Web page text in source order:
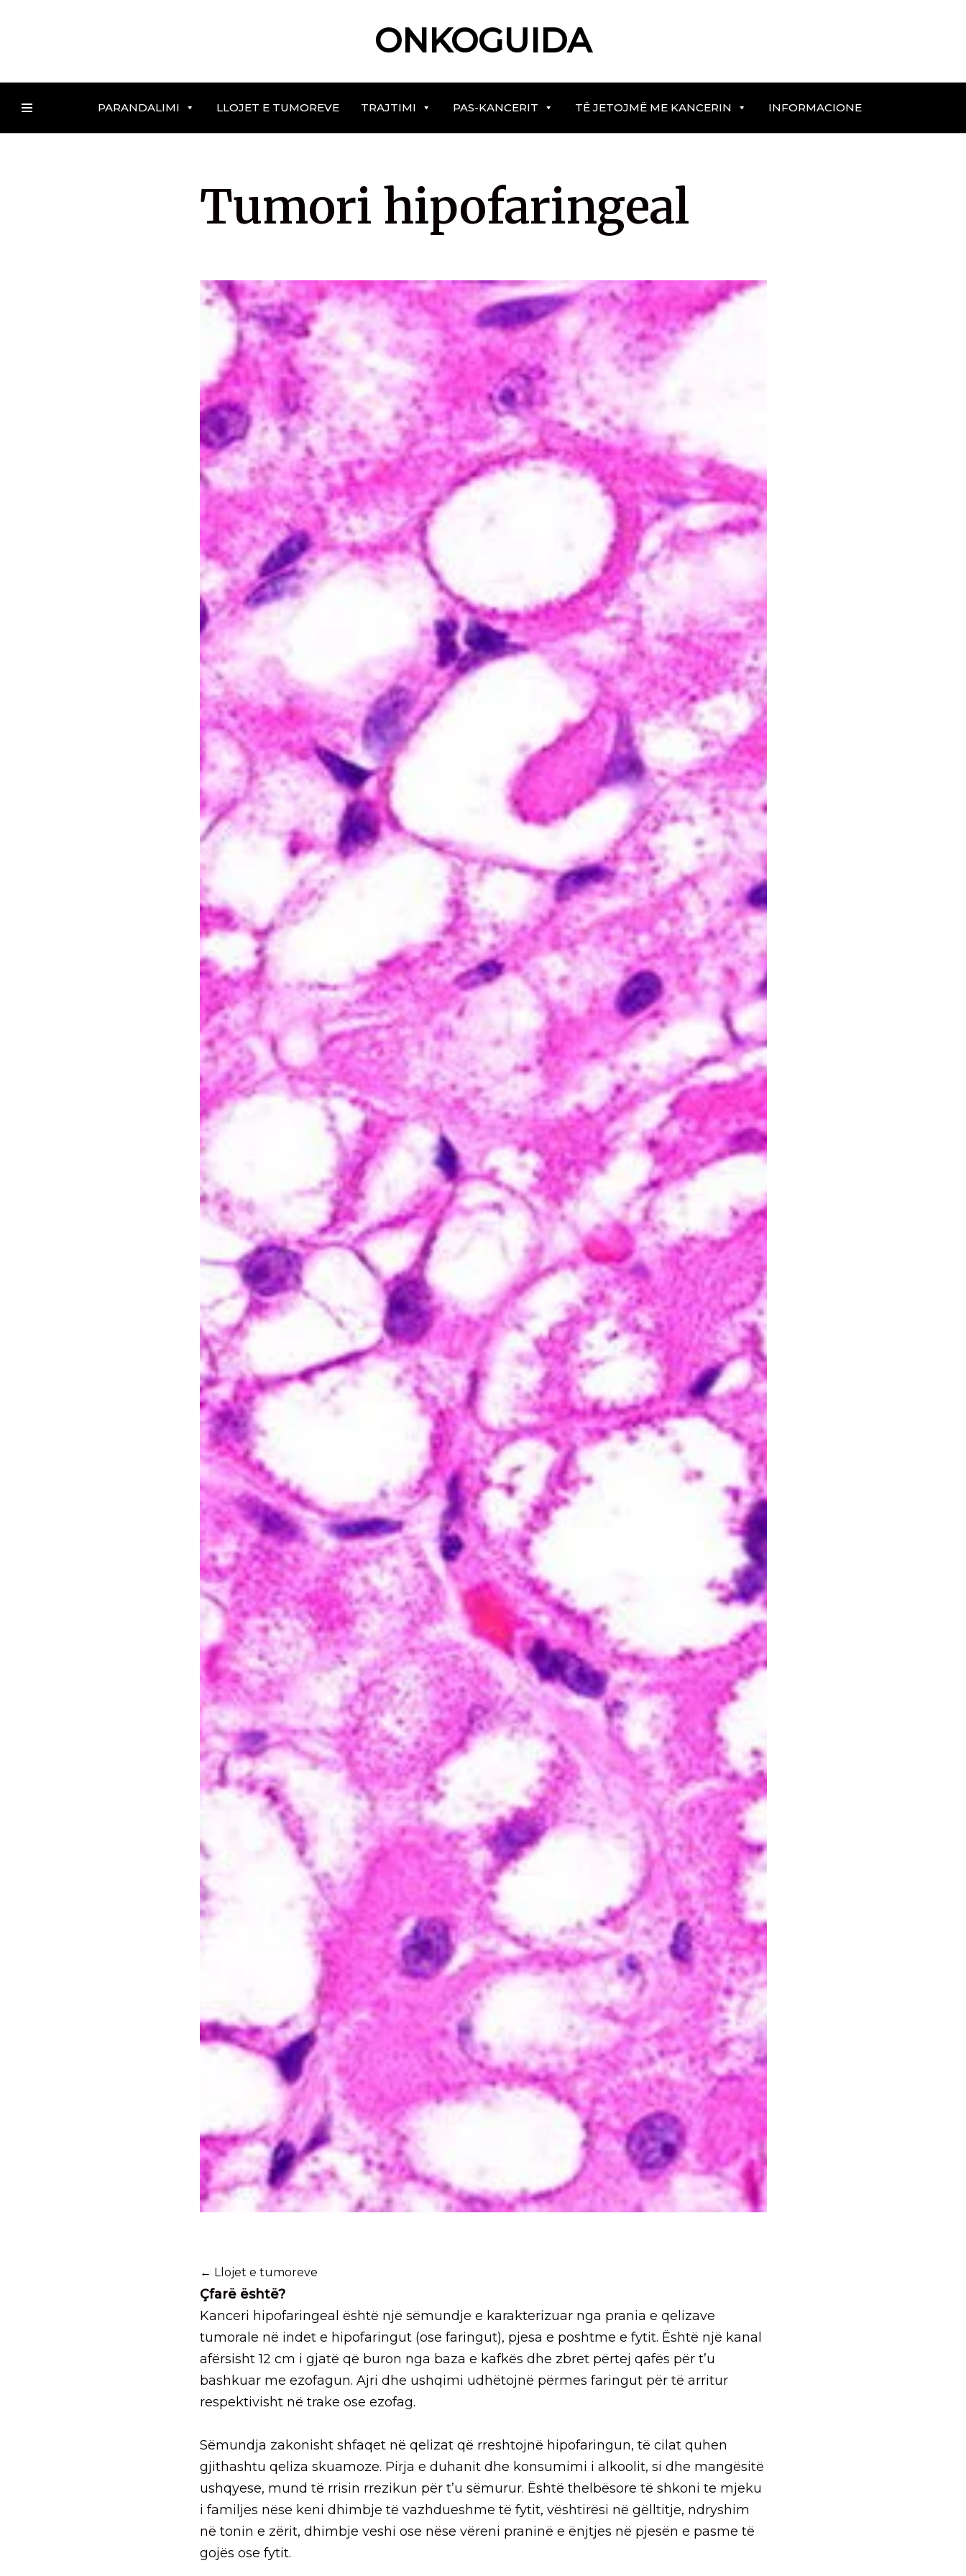
content
ONKOGUIDA
PARANDALIMI LLOJET E TUMOREVE TRAJTIMI PAS-KANCERIT TË JETOJMË ME KANCERIN INFORMACIONE
Tumori hipofaringeal
← Llojet e tumoreve
Çfarë është?
Kanceri hipofaringeal është një sëmundje e karakterizuar nga prania e qelizave
tumorale në indet e hipofaringut (ose faringut), pjesa e poshtme e fytit. Është një kanal
afërsisht 12 cm i gjatë që buron nga baza e kafkës dhe zbret përtej qafës për t’u
bashkuar me ezofagun. Ajri dhe ushqimi udhëtojnë përmes faringut për të arritur
respektivisht në trake ose ezofag.
Sëmundja zakonisht shfaqet në qelizat që rreshtojnë hipofaringun, të cilat quhen
gjithashtu qeliza skuamoze. Pirja e duhanit dhe konsumimi i alkoolit, si dhe mangësitë
ushqyese, mund të rrisin rrezikun për t’u sëmurur. Është thelbësore të shkoni te mjeku
i familjes nëse keni dhimbje të vazhdueshme të fytit, vështirësi në gëlltitje, ndryshim
në tonin e zërit, dhimbje veshi ose nëse vëreni praninë e ënjtjes në pjesën e pasme të
gojës ose fytit.